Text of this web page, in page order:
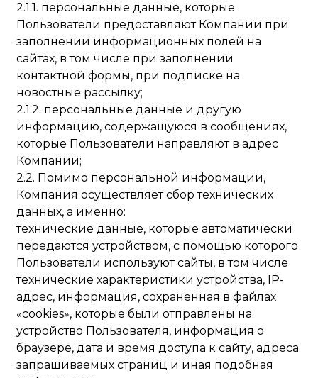
2.1.1. персональные данные, которые
Пользователи предоставляют Компании при
заполнении информационных полей на
сайтах, в том числе при заполнении
контактной формы, при подписке на
новостные рассылку;
2.1.2. персональные данные и другую
информацию, содержащуюся в сообщениях,
которые Пользователи направляют в адрес
Компании;
2.2. Помимо персональной информации,
Компания осуществляет сбор технических
данных, а именно:
технические данные, которые автоматически
передаются устройством, с помощью которого
Пользователи используют сайты, в том числе
технические характеристики устройства, IP-
адрес, информация, сохраненная в файлах
«cookies», которые были отправлены на
устройство Пользователя, информация о
браузере, дата и время доступа к сайту, адреса
запрашиваемых страниц и иная подобная